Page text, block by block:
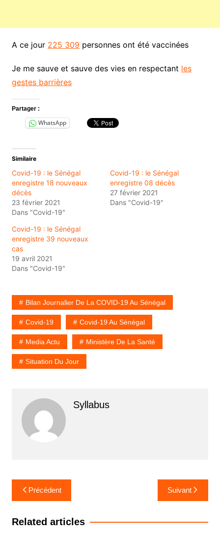
A ce jour 225 309 personnes ont été vaccinées
Je me sauve et sauve des vies en respectant les
gestes barrières
Partager :
WhatsApp
Similaire
Covid-19 : le Sénégal
enregistre 18 nouveaux
décès
23 février 2021
Dans "Covid-19"
Covid-19 : le Sénégal
enregistre 08 décès
27 février 2021
Dans "Covid-19"
Covid-19 : le Sénégal
enregistre 39 nouveaux
cas
19 avril 2021
Dans "Covid-19"
Bilan Journalier De La COVID-19 Au Sénégal
Covid-19 Covid-19 Au Sénégal
Media Actu Ministère De La Santé
Situation Du Jour
Syllabus
Navigation
de
l’article
Précédent Suivant
Related articles